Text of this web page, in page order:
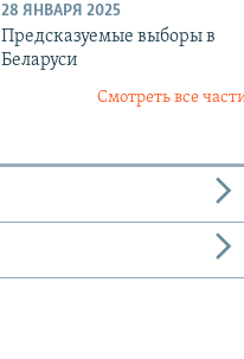
28 ЯНВАРЯ 2025
Предсказуемые выборы в
Беларуси
Смотреть все